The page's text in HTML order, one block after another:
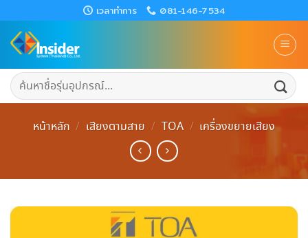
to
content
เวลาทำการ 081-146-7534
ค้นหา:
หน้าหลัก / เสียงตามสาย / TOA / เครื่องขยายเสียง